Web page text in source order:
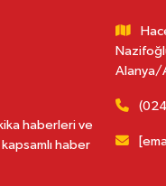
haberleri ve
haber
Alanya/